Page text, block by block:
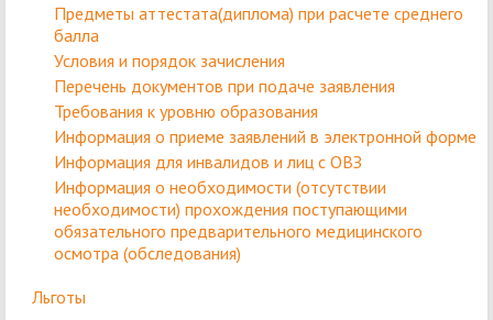
Предметы аттестата(диплома) при расчете среднего
балла
Условия и порядок зачисления
Перечень документов при подаче заявления
Требования к уровню образования
Информация о приеме заявлений в электронной форме
Информация для инвалидов и лиц с ОВЗ
Информация о необходимости (отсутствии
необходимости) прохождения поступающими
обязательного предварительного медицинского
осмотра (обследования)
Льготы